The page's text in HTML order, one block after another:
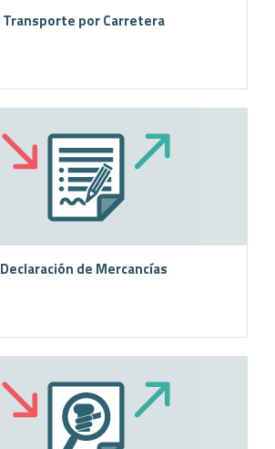
Transporte por Carretera
Declaración de Mercancías